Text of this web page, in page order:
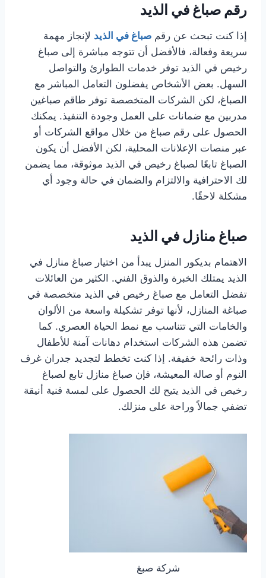
رقم صباغ في الذيد
إذا كنت تبحث عن رقم صباغ في الذيد لإنجاز مهمة
سريعة وفعالة، فالأفضل أن تتوجه مباشرة إلى صباغ
رخيص في الذيد توفر خدمات الطوارئ والتواصل
السهل. بعض الأشخاص يفضلون التعامل المباشر مع
الصباغ، لكن الشركات المتخصصة توفر طاقم صباغين
مدربين مع ضمانات على العمل وجودة التنفيذ. يمكنك
الحصول على رقم صباغ من خلال مواقع الشركات أو
عبر منصات الإعلانات المحلية، لكن الأفضل أن يكون
الصباغ تابعًا لصباغ رخيص في الذيد موثوقة، مما يضمن
لك الاحترافية والالتزام والضمان في حالة وجود أي
مشكلة لاحقًا.
صباغ منازل في الذيد
الاهتمام بديكور المنزل يبدأ من اختيار صباغ منازل في
الذيد يمتلك الخبرة والذوق الفني. الكثير من العائلات
تفضل التعامل مع صباغ رخيص في الذيد متخصصة في
صباغة المنازل، لأنها توفر تشكيلة واسعة من الألوان
والخامات التي تتناسب مع نمط الحياة العصري. كما
تضمن هذه الشركات استخدام دهانات آمنة للأطفال
وذات رائحة خفيفة. إذا كنت تخطط لتجديد جدران غرف
النوم أو صالة المعيشة، فإن صباغ منازل تابع لصباغ
رخيص في الذيد يتيح لك الحصول على لمسة فنية أنيقة
تضفي جمالاً وراحة على منزلك.
شركة صبغ